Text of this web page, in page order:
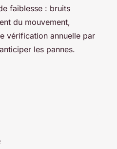
faiblesse : bruits
du mouvement,
vérification annuelle par
les pannes.